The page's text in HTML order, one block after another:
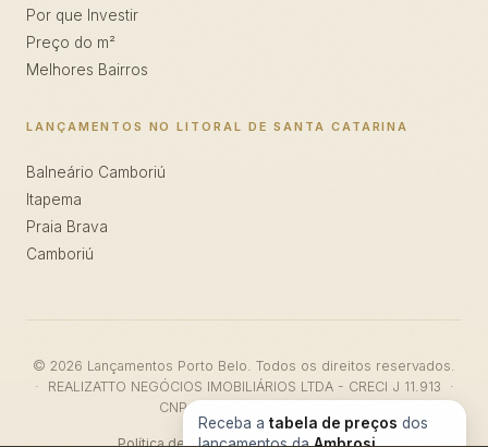
Por que Investir
Preço do m²
Melhores Bairros
LANÇAMENTOS NO LITORAL DE SANTA CATARINA
Balneário Camboriú
Itapema
Praia Brava
Camboriú
© 2026 Lançamentos Porto Belo. Todos os direitos reservados.
· REALIZATTO NEGÓCIOS IMOBILIÁRIOS LTDA - CRECI J 11.913 ·
CNPJ: 47.911.046/0001-26
Política de Privacidade·Termos de Uso
Receba a tabela de preços dos